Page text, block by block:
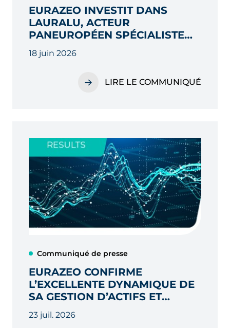
EURAZEO INVESTIT DANS
LAURALU, ACTEUR
PANEUROPÉEN SPÉCIALISTE
DES INFRASTRUCTURES
INDUSTRIELLES DÉPLOYABLES
18 juin 2026
LIRE LE COMMUNIQUÉ
Communiqué de presse
EURAZEO CONFIRME
L’EXCELLENTE DYNAMIQUE DE
SA GESTION D’ACTIFS ET
AMÉLIORE LA CRÉATION DE
VALEUR DANS SON
23 juil. 2026